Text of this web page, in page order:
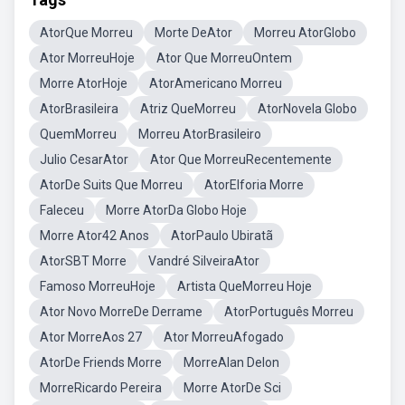
AtorQue Morreu Morte DeAtor
Morreu AtorGlobo
Ator MorreuHoje
Ator Que MorreuOntem
Morre AtorHoje
AtorAmericano Morreu
AtorBrasileira
Atriz QueMorreu
AtorNovela Globo
QuemMorreu
Morreu AtorBrasileiro
Julio CesarAtor
Ator Que MorreuRecentemente
AtorDe Suits Que Morreu
AtorElforia Morre
Faleceu
Morre AtorDa Globo Hoje
Morre Ator42 Anos
AtorPaulo Ubiratã
AtorSBT Morre
Vandré SilveiraAtor
Famoso MorreuHoje
Artista QueMorreu Hoje
Ator Novo MorreDe Derrame
AtorPortuguês Morreu
Ator MorreAos 27
Ator MorreuAfogado
AtorDe Friends Morre
MorreAlan Delon
MorreRicardo Pereira
Morre AtorDe Sci